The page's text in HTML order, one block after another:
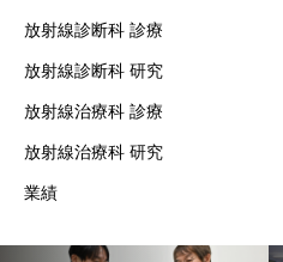
放射線診断科 診療
放射線診断科 研究
放射線治療科 診療
放射線治療科 研究
業績